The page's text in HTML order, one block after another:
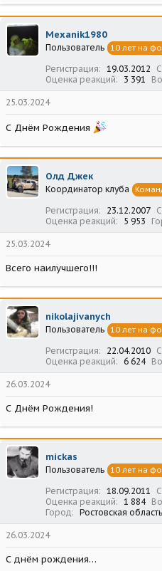
Mexanik1980
Пользователь 10 лет на
Регистрация 19.03.2012
Оценка реакций
3 391
25.03.2024
С Днём Рождения
Олд Джек
Координатор клуба
Регистрация 23.12.2007
Оценка реакций
5 953
25.03.2024
Всего наилучшего!!!
nikolajivanych
Пользователь 10 лет на
Регистрация 22.04.2010
Оценка реакций
6 624
26.03.2024
С Днём Рождения!
mickas
Пользователь 10 лет на
Регистрация 18.09.2011
Оценка реакций
1 884
Город
Ростовская
26.03.2024
С днём рождения…